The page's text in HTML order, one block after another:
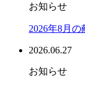
お知らせ
2026年8月
2026.06.27
お知らせ